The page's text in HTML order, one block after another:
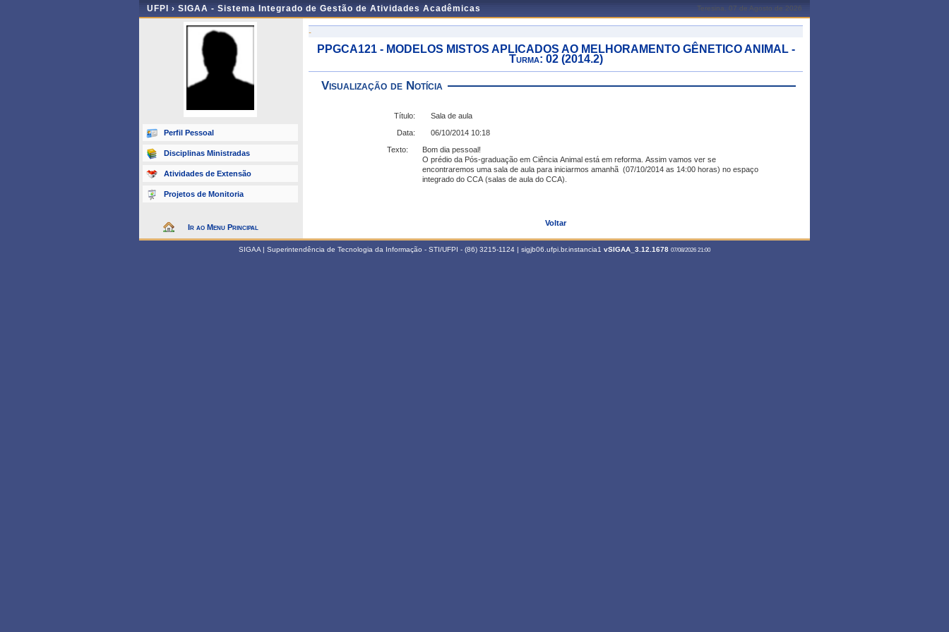
UFPI › SIGAA - Sistema Integrado de Gestão de Atividades Acadêmicas Teresina, 07 de Agosto de 2026
Perfil Pessoal
Disciplinas Ministradas
Atividades de Extensão
Projetos de Monitoria
Ir ao Menu Principal
-
PPGCA121 - MODELOS MISTOS APLICADOS AO MELHORAMENTO GÊNETICO ANIMAL -
Turma: 02 (2014.2)
Visualização de Notícia
Título:
Sala de aula
Data:
06/10/2014 10:18
Texto:
Bom dia pessoal!
O prédio da Pós-graduação em Ciência Animal está em reforma. Assim vamos ver se
encontraremos uma sala de aula para iniciarmos amanhã (07/10/2014 as 14:00 horas) no espaço
integrado do CCA (salas de aula do CCA).
Voltar
SIGAA | Superintendência de Tecnologia da Informação - STI/UFPI - (86) 3215-1124 | sigjb06.ufpi.br.instancia1 vSIGAA_3.12.1678 07/08/2026 21:00